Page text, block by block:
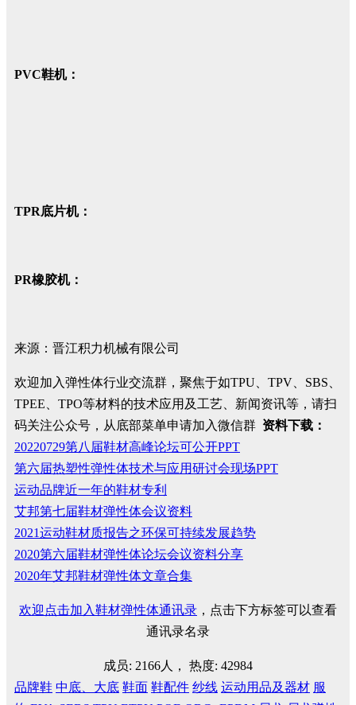
PVC鞋机：
TPR底片机：
PR橡胶机：
来源：晋江积力机械有限公司
欢迎加入弹性体行业交流群，聚焦于如TPU、TPV、SBS、
TPEE、TPO等材料的技术应用及工艺、新闻资讯等，请扫
码关注公众号，从底部菜单申请加入微信群 资料下载：
20220729第八届鞋材高峰论坛可公开PPT
第六届热塑性弹性体技术与应用研讨会现场PPT
运动品牌近一年的鞋材专利
艾邦第七届鞋材弹性体会议资料
2021运动鞋材质报告之环保可持续发展趋势
2020第六届鞋材弹性体论坛会议资料分享
2020年艾邦鞋材弹性体文章合集
欢迎点击加入鞋材弹性体通讯录 ，点击下方标签可以查看
通讯录名录
成员: 2166人， 热度: 42984
品牌鞋 中底、大底 鞋面 鞋配件 纱线 运动用品及器材 服